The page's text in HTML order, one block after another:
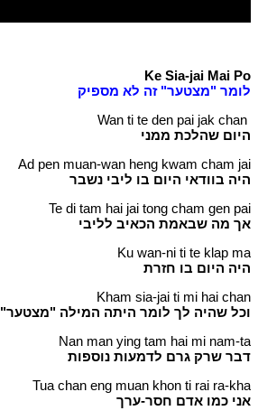
Ke Sia-jai Mai Po
לומר "מצטער" זה לא מספיק
היום שהלכת ממני
Ad pen muan-wan heng kwam cham jai
היה בוודאי היום בו ליבי נשבר
Te di tam hai jai tong cham gen pai
אך מה שבאמת הכאיב לליבי
Ku wan-ni ti te klap ma
היה היום בו חזרת
Kham sia-jai ti mi hai chan
וכל שהיה לך לומר היתה המילה "מצטער"
Nan man ying tam hai mi nam-ta
דבר שרק גרם לדמעות נוספות
Tua chan eng muan khon ti rai ra-kha
אני כמו אדם חסר-ערך